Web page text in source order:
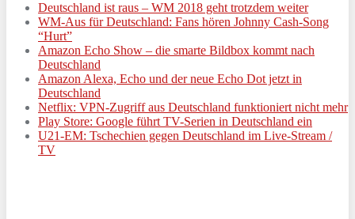
Deutschland ist raus – WM 2018 geht trotzdem weiter
WM-Aus für Deutschland: Fans hören Johnny Cash-Song
“Hurt”
Amazon Echo Show – die smarte Bildbox kommt nach
Deutschland
Amazon Alexa, Echo und der neue Echo Dot jetzt in
Deutschland
Netflix: VPN-Zugriff aus Deutschland funktioniert nicht mehr
Play Store: Google führt TV-Serien in Deutschland ein
U21-EM: Tschechien gegen Deutschland im Live-Stream /
TV